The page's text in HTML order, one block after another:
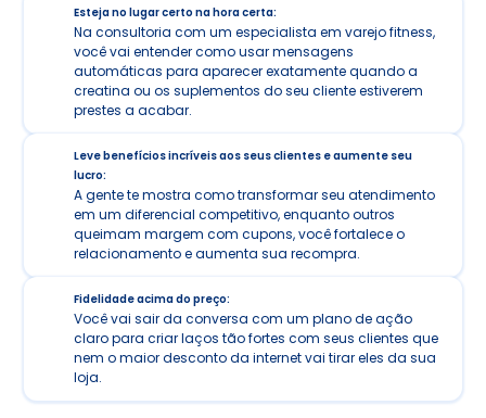
Esteja no lugar certo na hora certa:
Na consultoria com um especialista em varejo fitness,
você vai entender como usar mensagens
automáticas para aparecer exatamente quando a
creatina ou os suplementos do seu cliente estiverem
prestes a acabar.
Leve benefícios incríveis aos seus clientes e aumente seu
lucro:
A gente te mostra como transformar seu atendimento
em um diferencial competitivo, enquanto outros
queimam margem com cupons, você fortalece o
relacionamento e aumenta sua recompra.
Fidelidade acima do preço:
Você vai sair da conversa com um plano de ação
claro para criar laços tão fortes com seus clientes que
nem o maior desconto da internet vai tirar eles da sua
loja.